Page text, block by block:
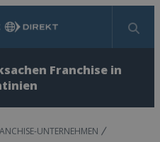
Suchen
Franchise in
UNTERNEHMEN